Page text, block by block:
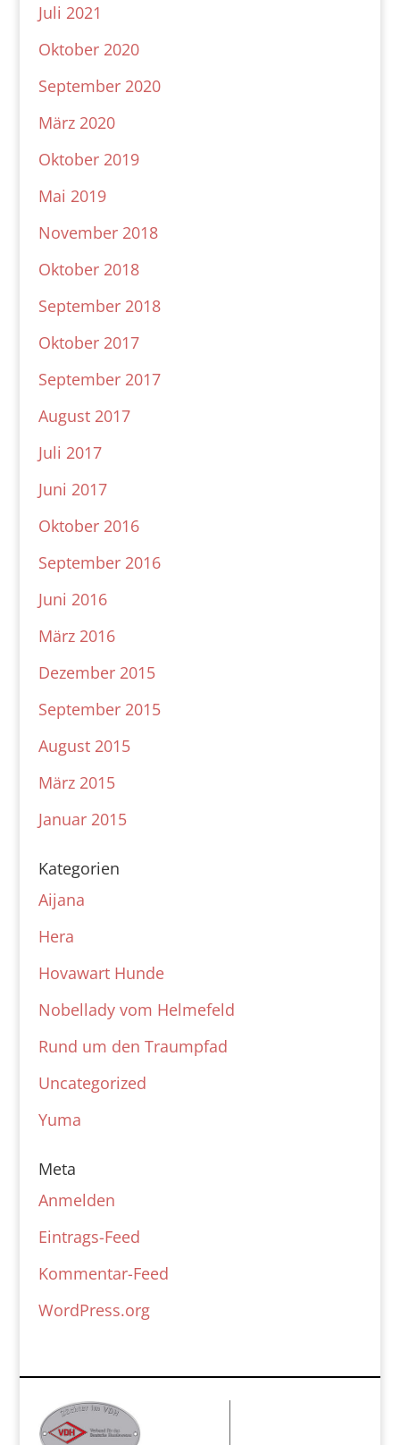
Juli 2021
Oktober 2020
September 2020
März 2020
Oktober 2019
Mai 2019
November 2018
Oktober 2018
September 2018
Oktober 2017
September 2017
August 2017
Juli 2017
Juni 2017
Oktober 2016
September 2016
Juni 2016
März 2016
Dezember 2015
September 2015
August 2015
März 2015
Januar 2015
Kategorien
Aijana
Hera
Hovawart Hunde
Nobellady vom Helmefeld
Rund um den Traumpfad
Uncategorized
Yuma
Meta
Anmelden
Eintrags-Feed
Kommentar-Feed
WordPress.org